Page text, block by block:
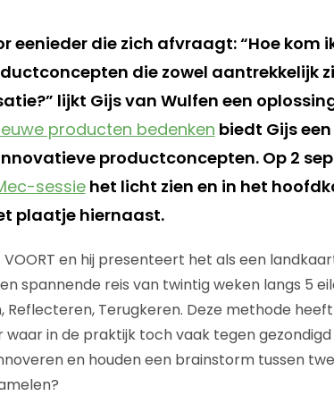
eenieder die zich afvraagt: “Hoe kom
die zowel aantrekkelijk
lijkt Gijs van Wulfen een
producten bedenken biedt Gijs
productconcepten. Op 2
sessiehet licht zien en in het
plaatje hiernaast.
en hij presenteert het als een
spannende reis van twintig weken langs 5
Reflecteren, Terugkeren. Deze methode
waar in de praktijk toch vaak tegen
en houden een brainstorm tussen